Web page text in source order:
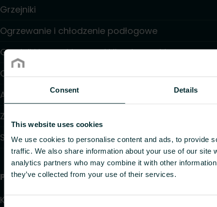
Consent Details
This website uses cookies
We use cookies to personalise content and ads, to provide
traffic. We also share information about your use of our site
analytics partners who may combine it with other
they’ve collected from your use of their services.
Grzejniki
Ogrzewanie i chłodzenie podłogowe
Grzejniki konwektorowe i klimakonwektory
Ogrzewanie elektryczne
Automatyka
Zawory i głowice termostatyczne
Systemy instalacyjne
Przydatne linki
Kalkulatory doboru produktów